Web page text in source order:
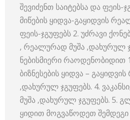
შევიძენთ საიტებსა და ფეის-
მიწების ყიდვა-გაყიდვის
ფეის-ჯგუფებს 2. უძრავი
, რეალურად მუშა ,დახურულ
ნებისმიერი რაოდენობიდით
ბიზნესების ყიდვა –
,დახურულ ჯგუფებს. 4.
მუშა ,დახურულ ჯგუფებს. 5.
ყიდით მოგვაწოდეთ